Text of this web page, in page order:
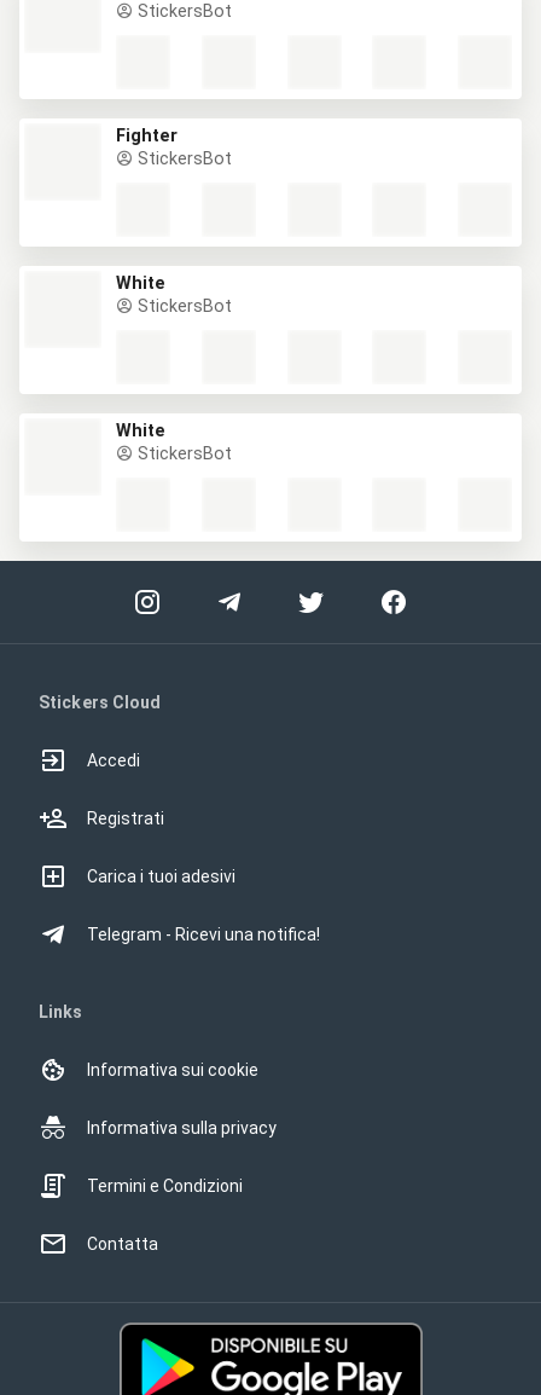
StickersBot
Fighter
StickersBot
White
StickersBot
White
StickersBot
Stickers Cloud
Accedi
Registrati
Carica i tuoi adesivi
Telegram - Ricevi una notifica!
Links
Informativa sui cookie
Informativa sulla privacy
Termini e Condizioni
Contatta